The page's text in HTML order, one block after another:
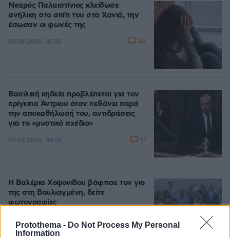
Protothema - Do Not Process My Personal
Information
Νεαρός Παλαιστίνιος κλείδωσε
ανήλικη στο σπίτι του στα Χανιά, την
έσωσαν οι φωνές της
09.08.2026, 10:38 82
Βασιλική κηδεία προβλέπεται για τον
πρίγκιπα Άντριου όταν πεθάνει παρά
την αποκαθήλωσή του, αντιδράσεις
για το «μυστικό σχέδιο»
09.08.2026, 08:01 17
Η Βαλέρια Χοψονίδου βάφτισε τον γιο
της στη Βουλιαγμένη, δείτε
φωτογραφίες